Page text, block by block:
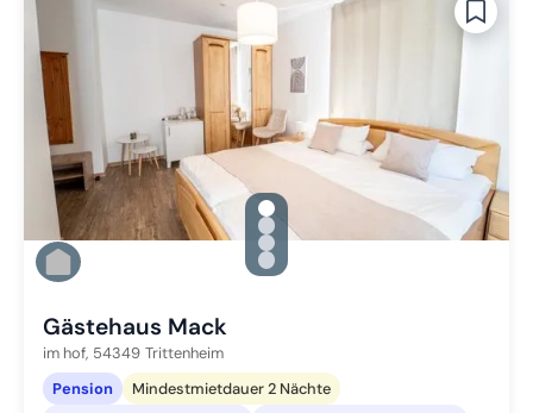
gallery.slide_selector
Zu Slide 1 wechseln
Zu Slide 2 wechseln
Zu Slide 3 wechseln
Zu Slide 4 wechseln
Gästehaus Mack
im hof, 54349 Trittenheim
Pension
Mindestmietdauer 2 Nächte